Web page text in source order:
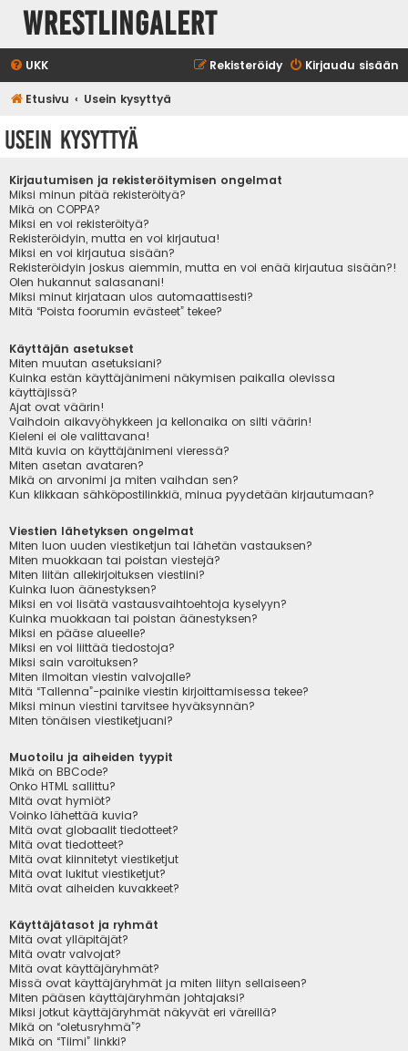
WrestlingAlert
UKK Kirjaudu sisään
Rekisteröidy
Etusivu Usein kysyttyä
Usein kysyttyä
Kirjautumisen ja rekisteröitymisen ongelmat
Miksi minun pitää rekisteröityä?
Mikä on COPPA?
Miksi en voi rekisteröityä?
Rekisteröidyin, mutta en voi kirjautua!
Miksi en voi kirjautua sisään?
Rekisteröidyin joskus aiemmin, mutta en voi enää kirjautua sisään?!
Olen hukannut salasanani!
Miksi minut kirjataan ulos automaattisesti?
Mitä “Poista foorumin evästeet” tekee?
Käyttäjän asetukset
Miten muutan asetuksiani?
Kuinka estän käyttäjänimeni näkymisen paikalla olevissa
käyttäjissä?
Ajat ovat väärin!
Vaihdoin aikavyöhykkeen ja kellonaika on silti väärin!
Kieleni ei ole valittavana!
Mitä kuvia on käyttäjänimeni vieressä?
Miten asetan avataren?
Mikä on arvonimi ja miten vaihdan sen?
Kun klikkaan sähköpostilinkkiä, minua pyydetään kirjautumaan?
Viestien lähetyksen ongelmat
Miten luon uuden viestiketjun tai lähetän vastauksen?
Miten muokkaan tai poistan viestejä?
Miten liitän allekirjoituksen viestiini?
Kuinka luon äänestyksen?
Miksi en voi lisätä vastausvaihtoehtoja kyselyyn?
Kuinka muokkaan tai poistan äänestyksen?
Miksi en pääse alueelle?
Miksi en voi liittää tiedostoja?
Miksi sain varoituksen?
Miten ilmoitan viestin valvojalle?
Mitä “Tallenna”-painike viestin kirjoittamisessa tekee?
Miksi minun viestini tarvitsee hyväksynnän?
Miten tönäisen viestiketjuani?
Muotoilu ja aiheiden tyypit
Mikä on BBCode?
Onko HTML sallittu?
Mitä ovat hymiöt?
Voinko lähettää kuvia?
Mitä ovat globaalit tiedotteet?
Mitä ovat tiedotteet?
Mitä ovat kiinnitetyt viestiketjut
Mitä ovat lukitut viestiketjut?
Mitä ovat aiheiden kuvakkeet?
Käyttäjätasot ja ryhmät
Mitä ovat ylläpitäjät?
Mitä ovatr valvojat?
Mitä ovat käyttäjäryhmät?
Missä ovat käyttäjäryhmät ja miten liityn sellaiseen?
Miten pääsen käyttäjäryhmän johtajaksi?
Miksi jotkut käyttäjäryhmät näkyvät eri väreillä?
Mikä on “oletusryhmä”?
Mikä on “Tiimi” linkki?